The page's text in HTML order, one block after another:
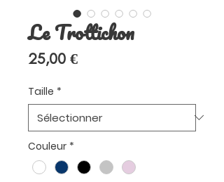
Le Trottichon
25,00 €Prix
Taille *
Couleur *